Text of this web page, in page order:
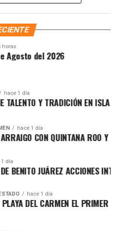
corresponda a la
Entre los procedimientos
Cesión de derechos
,Certificación de
concesiónyDesignación
horas
del 2026
hace 1 día
Y TRADICIÓN EN ISLA
hace 1 día
CON QUINTANA ROO Y
1 día
JUÁREZ ACCIONES
hace 1 día
DEL CARMEN EL PRIMER